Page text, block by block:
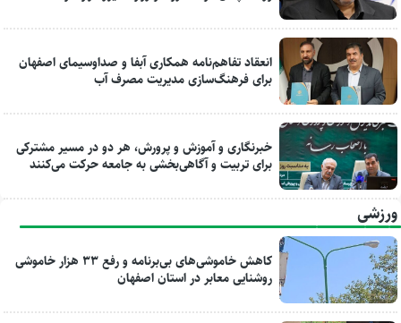
انعقاد تفاهم‌نامه همکاری آبفا و صداوسیمای اصفهان
برای فرهنگ‌سازی مدیریت مصرف آب
خبرنگاری و آموزش و پرورش، هر دو در مسیر مشترکی
برای تربیت و آگاهی‌بخشی به جامعه حرکت می‌کنند
ورزشی
کاهش خاموشی‌های بی‌برنامه و رفع ۳۳ هزار خاموشی
روشنایی معابر در استان اصفهان